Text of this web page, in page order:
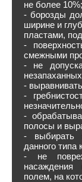
не более 10%;
- борозды
ширине и
пластами,
-
смежными
- не
-
-
-
полосы и
- выбирать
данного типа
- не
полем, на